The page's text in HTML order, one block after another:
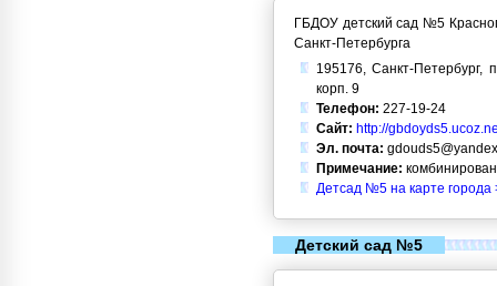
ГБДОУ детский сад №5
Санкт-Петербурга
195176, Санкт-Петербург,
корп. 9
Телефон: 227-19-24
Сайт: http://
Эл. почта:
Примечание:
Детсад №5 на карте города
Детский сад №5